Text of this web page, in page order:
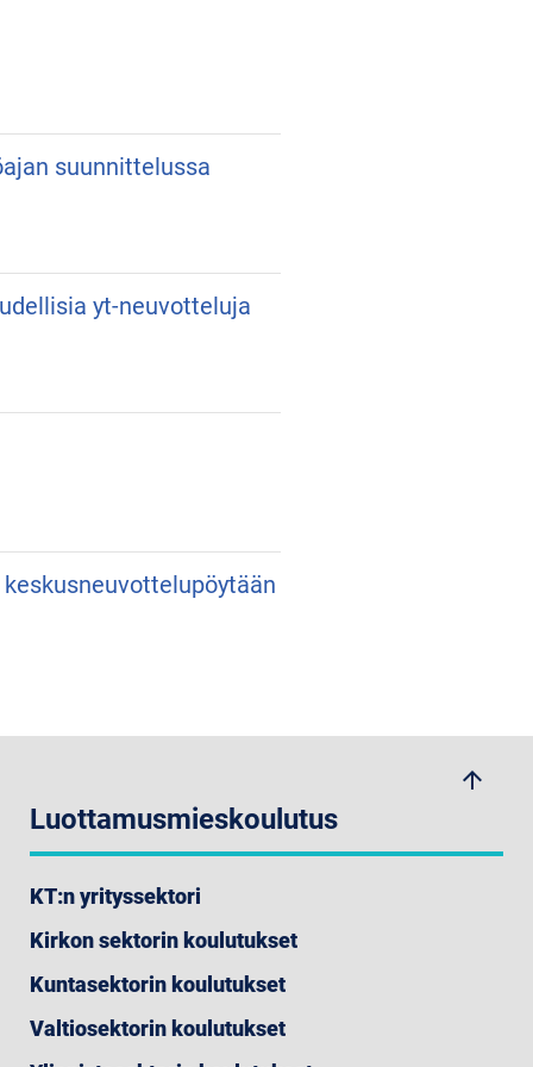
suunnittelussa
yt-neuvotteluja
arrow_upwards
Luottamusmieskoulutus
KT:n yrityssektori
Kirkon sektorin koulutukset
Kuntasektorin koulutukset
Valtiosektorin koulutukset